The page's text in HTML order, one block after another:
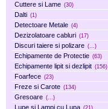
Cuttere si Lame (30)
Dalti (1)
Detectoare Metale (4)
Dezizolatoare cabluri (17)
Discuri taiere si polizare (...)
Echipamente de Protectie (63)
Echipamente lipit si dezlipit (156)
Foarfece (23)
Freze si Carote (134)
Gresoare (...)
Lupe si Lampi cu Lupa (21)